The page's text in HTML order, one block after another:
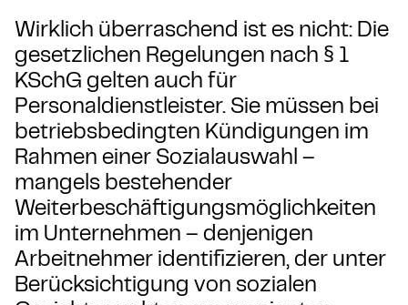
Wirklich überraschend ist es nicht: Die
gesetzlichen Regelungen nach § 1
KSchG gelten auch für
Personaldienstleister. Sie müssen bei
betriebsbedingten Kündigungen im
Rahmen einer Sozialauswahl –
mangels bestehender
Weiterbeschäftigungsmöglichkeiten
im Unternehmen – denjenigen
Arbeitnehmer identifizieren, der unter
Berücksichtigung von sozialen